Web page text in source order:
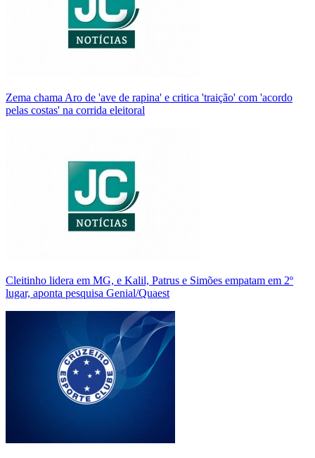
Zema chama Aro de 'ave de rapina' e critica 'traição' com 'acordo
pelas costas' na corrida eleitoral
Cleitinho lidera em MG, e Kalil, Patrus e Simões empatam em 2º
lugar, aponta pesquisa Genial/Quaest